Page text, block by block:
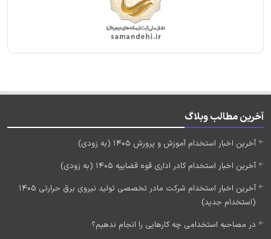
آخرین مطالب وبلاگ
آخرین اخبار استخدام آموزش و پرورش 1405 (به زودی)
آخرین اخبار استخدام کادر اداری قوه قضاییه 1405 (به زودی)
آخرین اخبار استخدام شرکت مادر تخصصی تولید نیروی برق حرارتی 1405
(استخدام جدید)
در مصاحبه استخدامی چه کارهایی را انجام ندهیم؟